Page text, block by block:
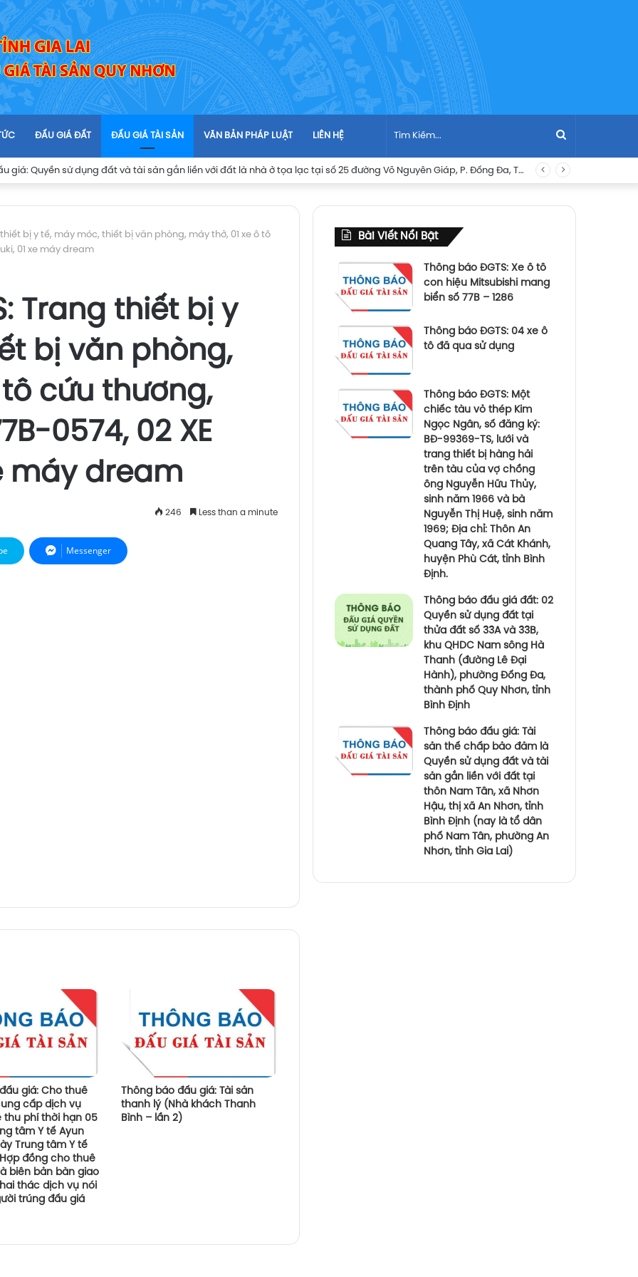
ĐẤU GIÁ ĐẤT ĐẤU GIÁ TÀI SẢN VĂN BẢN PHÁP LUẬT LIÊN HỆ Tìm
Kiếm...
Thông báo đấu giá: Quyền sử dụng đất và tài sản gắn liền với đất là nhà ở tọa lạc tại số 25 đường Võ Nguyên Giáp, P. Đống Đa, TP. Quy Nhơn, tỉnh Bình Định cũ, hiện nay 25 đường Võ Nguyên Giáp, P. Quy Nhơn, tỉnh Gia Lai
bị y tế, máy móc, thiết bị văn phòng, máy thở, 01 xe ô tô
01 xe máy dream
Trang thiết bị y
bị văn phòng,
tô cứu thương,
0574, 02 XE
máy dream
246 Less than a minute
Messenger
giá: Cho thuê
cấp dịch vụ
thu phí thời hạn 05
tâm Y tế Ayun
Trung tâm Y tế
đồng cho thuê
biên bản bàn giao
thác dịch vụ nói
trúng đấu giá
Thông báo đấu giá: Tài sản
thanh lý (Nhà khách Thanh
Bình – lần 2)
Bài Viết Nổi Bật
Thông báo ĐGTS: Xe ô tô
con hiệu Mitsubishi mang
biển số 77B – 1286
Thông báo ĐGTS: 04 xe ô
tô đã qua sử dụng
Thông báo ĐGTS: Một
chiếc tàu vỏ thép Kim
Ngọc Ngân, số đăng ký:
BĐ-99369-TS, lưới và
trang thiết bị hàng hải
trên tàu của vợ chồng
ông Nguyễn Hữu Thủy,
sinh năm 1966 và bà
Nguyễn Thị Huệ, sinh năm
1969; Địa chỉ: Thôn An
Quang Tây, xã Cát Khánh,
huyện Phù Cát, tỉnh Bình
Định.
Thông báo đấu giá đất: 02
Quyền sử dụng đất tại
thửa đất số 33A và 33B,
khu QHDC Nam sông Hà
Thanh (đường Lê Đại
Hành), phường Đống Đa,
thành phố Quy Nhơn, tỉnh
Bình Định
Thông báo đấu giá: Tài
sản thế chấp bảo đảm là
Quyền sử dụng đất và tài
sản gắn liền với đất tại
thôn Nam Tân, xã Nhơn
Hậu, thị xã An Nhơn, tỉnh
Bình Định (nay là tổ dân
phố Nam Tân, phường An
Nhơn, tỉnh Gia Lai)